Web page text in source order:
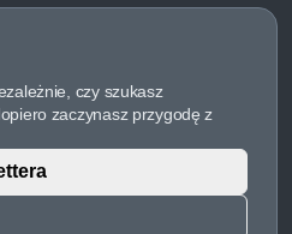
czy szukasz
zaczynasz przygodę z